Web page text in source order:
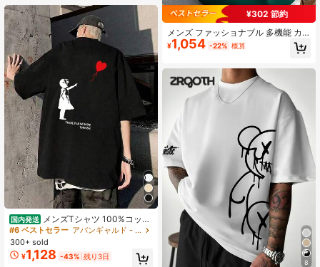
国内発送
メンズTシャツ 100%コット
ン 夏の新作プリントTシャツ 男女兼
用 面白いTシャツ メンズゆったりカ
ジュアルラウンドネック半袖トップ
国内発送
#6 ベストセラー
アバンギャルド - ストリートカジュアル メンズTシャツ
300+ sold
¥1,128 -43% 残り3日
¥302 節約
メンズ ファッショナブル 多機能 カ
ジュアル 鶴プリント パーカー スウ
ェットシャツ、秋冬
¥1,054 -22% 概算
8